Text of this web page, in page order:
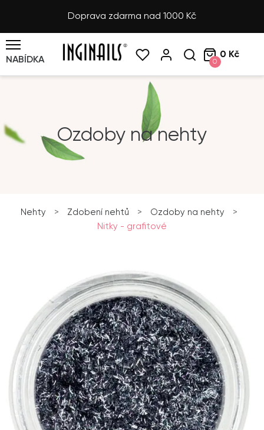
Doprava zdarma nad 1000 Kč
NABÍDKA 0
0 Kč
Ozdoby na nehty
Nehty > Zdobení nehtů > Ozdoby na nehty
>
Nitky - grafitové